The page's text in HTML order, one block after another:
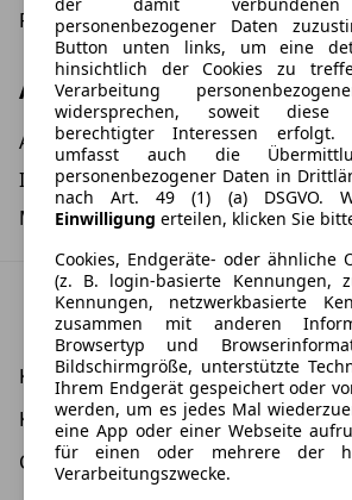
Reifendruckkontrollsystem
Andere
Alufelgen
Isofix
Metalliclackierung
Umwelt &
Kombinierter Kraftstoffverbrauch:
Kombinierte CO2-Emission:
CO2-Klasse:
personenbezogener Daten
Button unten links, um eine
hinsichtlich der Cookies zu
Verarbeitung
widersprechen, soweit diese
berechtigter Interessen erfolgt.
umfasst auch die
personenbezogener Daten in
nach Art. 49 (1) (a) DSGVO.
Einwilligung erteilen, klicken Sie
Cookies, Endgeräte- oder ähnliche
(z. B. login-basierte Kennungen,
Kennungen, netzwerkbasierte
zusammen mit anderen
Browsertyp und
Bildschirmgröße, unterstützte
Ihrem Endgerät gespeichert oder
werden, um es jedes Mal
eine App oder einer Webseite
für einen oder mehrere der
Verarbeitungszwecke.